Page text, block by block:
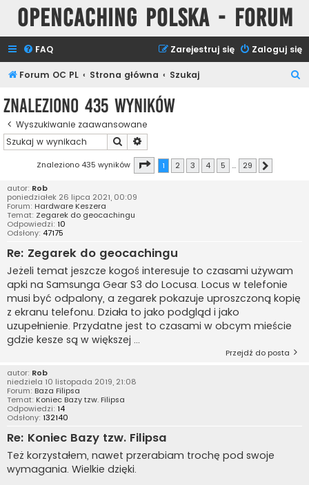
Opencaching Polska - Forum
FAQ Zaloguj się
Zarejestruj się
Forum OC PL Strona główna Szukaj
Znaleziono 435 wyników
Wyszukiwanie zaawansowane
Szukaj
Znaleziono 435 wyników Strona1 29
1 2 3 4 5 … 29
autor: Rob
poniedziałek 26 lipca 2021, 00:09
Forum: Hardware Keszera
Temat: Zegarek do geocachingu
Odpowiedzi: 10
Odsłony: 47175
Re: Zegarek do geocachingu
Jeżeli temat jeszcze kogoś interesuje to czasami używam
apki na Samsunga Gear S3 do Locusa. Locus w telefonie
musi być odpalony, a zegarek pokazuje uproszczoną kopię
z ekranu telefonu. Działa to jako podgląd i jako
uzupełnienie. Przydatne jest to czasami w obcym mieście
gdzie kesze są w większej ...
Przejdź do posta
autor: Rob
niedziela 10 listopada 2019, 21:08
Forum: Baza Filipsa
Temat: Koniec Bazy tzw. Filipsa
Odpowiedzi: 14
Odsłony: 132140
Re: Koniec Bazy tzw. Filipsa
Też korzystałem, nawet przerabiam trochę pod swoje
wymagania. Wielkie dzięki.